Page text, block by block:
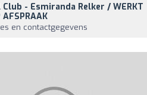
- Esmiranda Relker / WERKT
AFSPRAAK
en contactgegevens